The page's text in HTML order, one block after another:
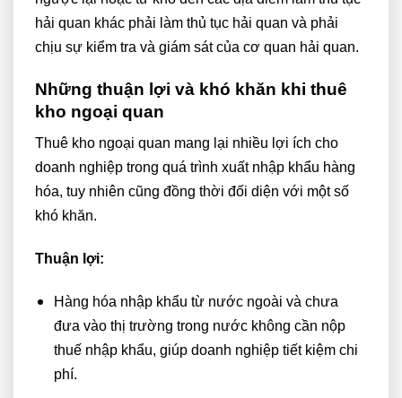
hải quan khác phải làm thủ tục hải quan và phải
chịu sự kiểm tra và giám sát của cơ quan hải quan.
Những thuận lợi và khó khăn khi thuê
kho ngoại quan
Thuê kho ngoại quan mang lại nhiều lợi ích cho
doanh nghiệp trong quá trình xuất nhập khẩu hàng
hóa, tuy nhiên cũng đồng thời đối diện với một số
khó khăn.
Thuận lợi:
Hàng hóa nhập khẩu từ nước ngoài và chưa
đưa vào thị trường trong nước không cần nộp
thuế nhập khẩu, giúp doanh nghiệp tiết kiệm chi
phí.